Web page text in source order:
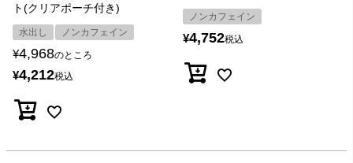
ト(クリアポーチ付き)
水出し ノンカフェイン
¥4,968のところ
¥4,212税込
ノンカフェイン
¥4,752税込